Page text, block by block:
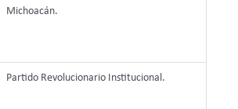
Michoacán.
Partido Revolucionario Institucional.